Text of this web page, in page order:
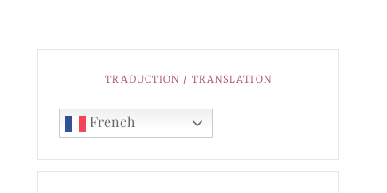
TRADUCTION / TRANSLATION
French